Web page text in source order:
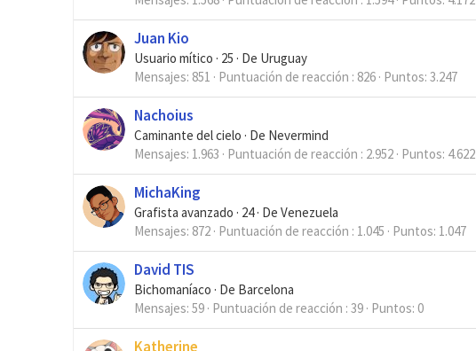
Juan Kio
Usuario mítico · 25 · De Uruguay
Mensajes 851 Puntuación de reacción 826 Puntos 3.247
Nachoius
Caminante del cielo · De Nevermind
Mensajes 1.963 Puntuación de reacción 2.952 Puntos 4.622
MichaKing
Grafista avanzado · 24· De Venezuela
Mensajes 872 Puntuación de reacción 1.045 Puntos 1.047
David TIS
Bichomaníaco · De Barcelona
Mensajes 59 Puntuación de reacción 39 Puntos 0
Katherine